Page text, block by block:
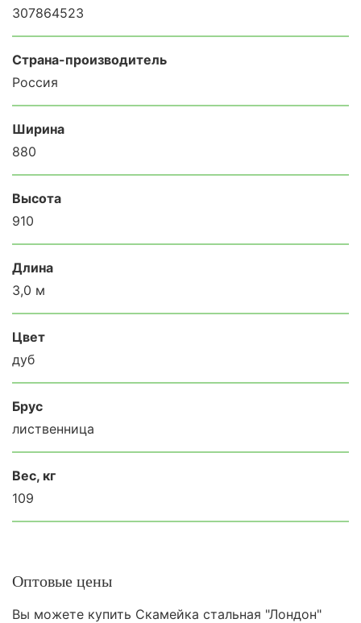
307864523
Страна-производитель
Россия
Ширина
880
Высота
910
Длина
3,0 м
Цвет
дуб
Брус
лиственница
Вес, кг
109
Оптовые цены
Вы можете купить Скамейка стальная "Лондон"